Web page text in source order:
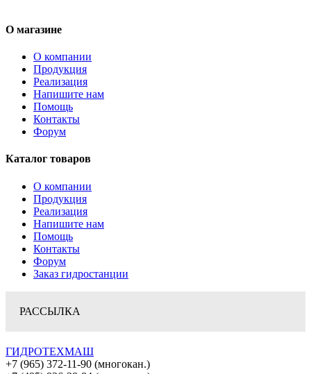
О магазине
О компании
Продукция
Реализация
Напишите нам
Помощь
Контакты
Форум
Каталог товаров
О компании
Продукция
Реализация
Напишите нам
Помощь
Контакты
Форум
Заказ гидростанции
РАССЫЛКА
ГИДРОТЕХМАШ
+7 (965) 372-11-90 (многокан.)